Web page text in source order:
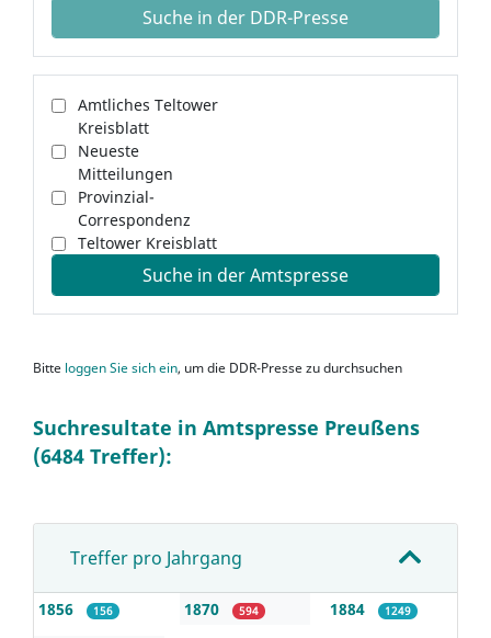
Suche in der DDR-Presse
Amtliches Teltower
Kreisblatt
Neueste
Mitteilungen
Provinzial-
Correspondenz
Teltower Kreisblatt
Suche in der Amtspresse
Bitte loggen Sie sich ein, um die DDR-Presse zu durchsuchen
Suchresultate in Amtspresse Preußens
(6484 Treffer):
Treffer pro Jahrgang
1856 156 1870 594 1884 1249